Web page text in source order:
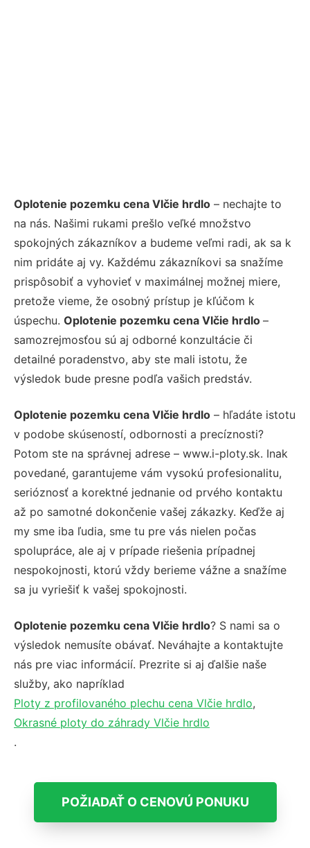
Oplotenie pozemku cena Vlčie hrdlo – nechajte to
na nás. Našimi rukami prešlo veľké množstvo
spokojných zákazníkov a budeme veľmi radi, ak sa k
nim pridáte aj vy. Každému zákazníkovi sa snažíme
prispôsobiť a vyhovieť v maximálnej možnej miere,
pretože vieme, že osobný prístup je kľúčom k
úspechu. Oplotenie pozemku cena Vlčie hrdlo –
samozrejmosťou sú aj odborné konzultácie či
detailné poradenstvo, aby ste mali istotu, že
výsledok bude presne podľa vašich predstáv.
Oplotenie pozemku cena Vlčie hrdlo – hľadáte istotu
v podobe skúseností, odbornosti a precíznosti?
Potom ste na správnej adrese – www.i-ploty.sk. Inak
povedané, garantujeme vám vysokú profesionalitu,
serióznosť a korektné jednanie od prvého kontaktu
až po samotné dokončenie vašej zákazky. Keďže aj
my sme iba ľudia, sme tu pre vás nielen počas
spolupráce, ale aj v prípade riešenia prípadnej
nespokojnosti, ktorú vždy berieme vážne a snažíme
sa ju vyriešiť k vašej spokojnosti.
Oplotenie pozemku cena Vlčie hrdlo? S nami sa o
výsledok nemusíte obávať. Neváhajte a kontaktujte
nás pre viac informácií. Prezrite si aj ďalšie naše
služby, ako napríklad
Ploty z profilovaného plechu cena Vlčie hrdlo,
Okrasné ploty do záhrady Vlčie hrdlo
.
POŽIADAŤ O CENOVÚ PONUKU